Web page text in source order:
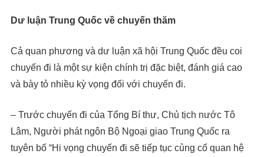
Dư luận Trung Quốc về chuyến thăm
Cả quan phương và dư luận xã hội Trung Quốc đều coi
chuyến đi là một sự kiện chính trị đặc biệt, đánh giá cao
và bày tỏ nhiều kỳ vọng đối với chuyến đi.
– Trước chuyến đi của Tổng Bí thư, Chủ tịch nước Tô
Lâm, Người phát ngôn Bộ Ngoại giao Trung Quốc ra
tuyên bố “Hi vọng chuyến đi sẽ tiếp tục củng cố quan hệ